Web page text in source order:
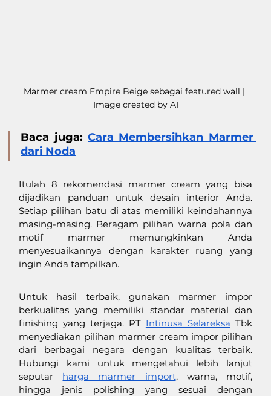
Marmer cream Empire Beige sebagai featured wall |
Image created by AI
Baca juga: Cara Membersihkan Marmer
dari Noda
Itulah 8 rekomendasi marmer cream yang bisa
dijadikan panduan untuk desain interior Anda.
Setiap pilihan batu di atas memiliki keindahannya
masing-masing. Beragam pilihan warna pola dan
motif marmer memungkinkan Anda
menyesuaikannya dengan karakter ruang yang
ingin Anda tampilkan.
Untuk hasil terbaik, gunakan marmer impor
berkualitas yang memiliki standar material dan
finishing yang terjaga. PT Intinusa Selareksa Tbk
menyediakan pilihan marmer cream impor pilihan
dari berbagai negara dengan kualitas terbaik.
Hubungi kami untuk mengetahui lebih lanjut
seputar harga marmer import, warna, motif,
hingga jenis polishing yang sesuai dengan